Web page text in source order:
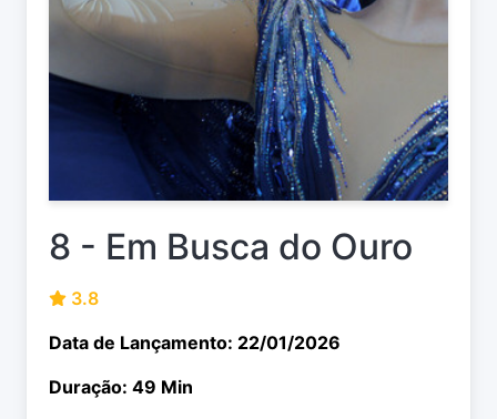
8 - Em Busca do Ouro
3.8
Data de Lançamento: 22/01/2026
Duração: 49 Min